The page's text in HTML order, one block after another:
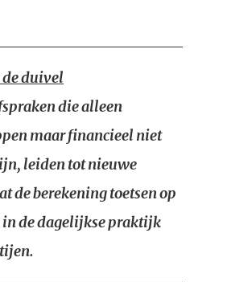
duivel
die alleen
maar financieel niet
leiden tot nieuwe
de berekening toetsen op
de dagelijkse praktijk